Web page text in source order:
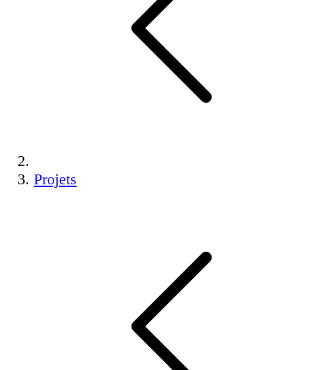
Projets